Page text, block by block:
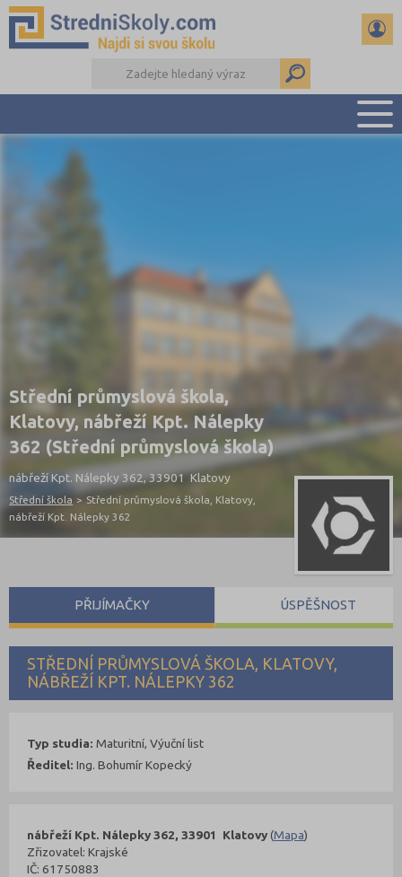
DALŠÍ DRUHY ŠKOL
Střední průmyslová škola,
Klatovy, nábřeží Kpt. Nálepky
362 (Střední průmyslová škola)
nábřeží Kpt. Nálepky 362, 33901 Klatovy
Střední škola > Střední průmyslová škola, Klatovy,
nábřeží Kpt. Nálepky 362
STŘEDNÍ PRŮMYSLOVÁ ŠKOLA, KLATOVY,
NÁBŘEŽÍ KPT. NÁLEPKY 362
nábřeží Kpt. Nálepky 362, 33901 Klatovy(Mapa)
Zřizovatel: Krajské
IČ: 61750883
Typ studia: Maturitní, Výuční list
Ředitel: Ing. Bohumír Kopecký
PŘIJÍMAČKY ÚSPĚŠNOST